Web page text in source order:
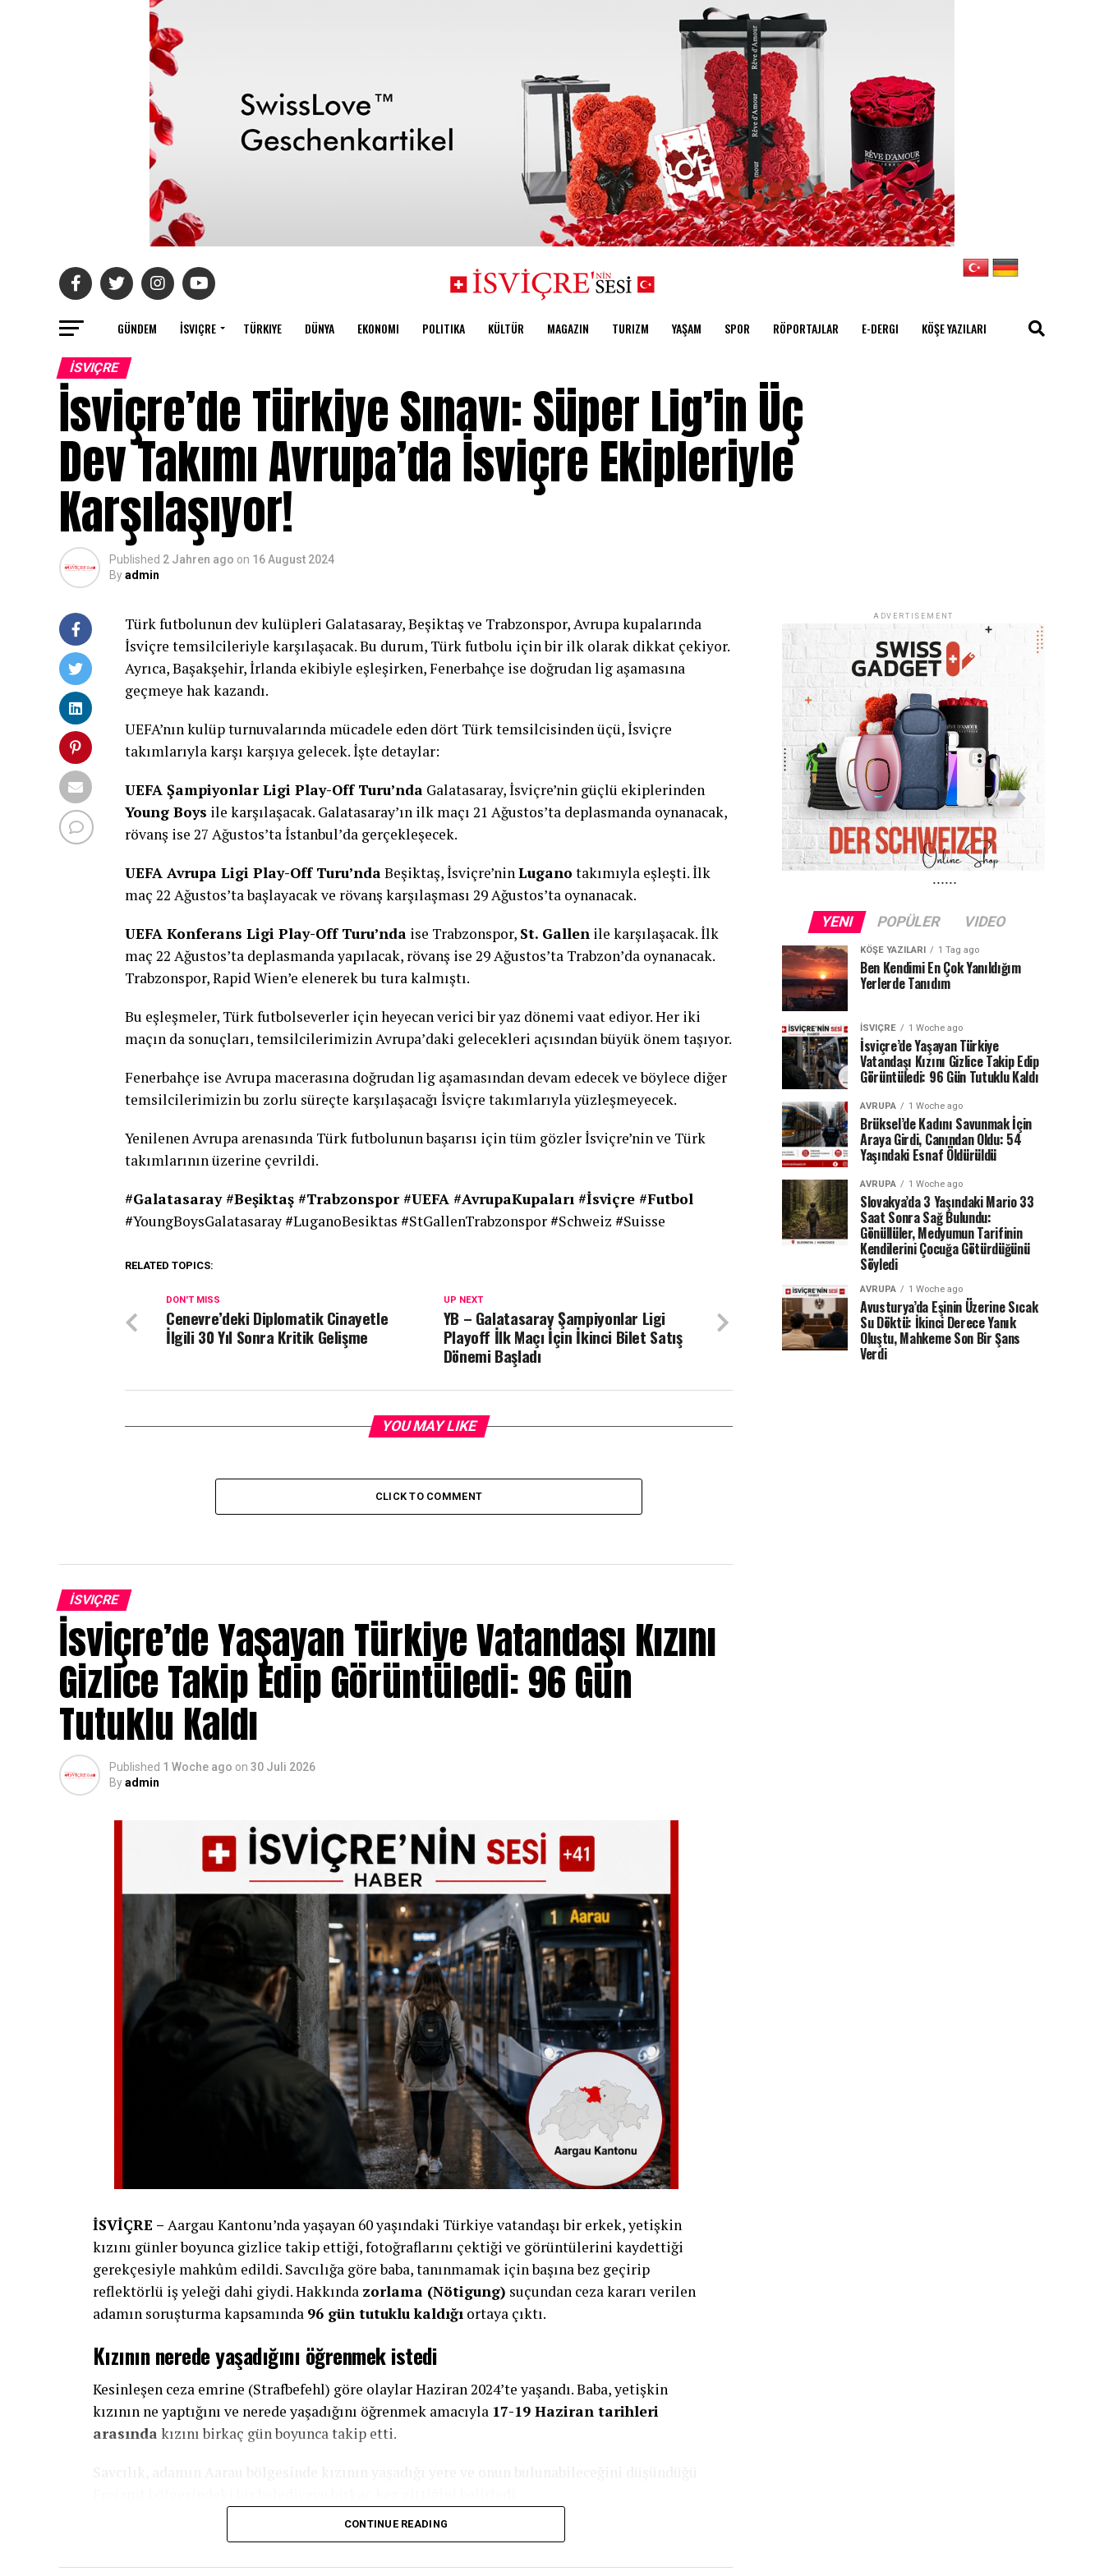
GÜNDEM İSVIÇRE TÜRKIYE DÜNYA EKONOMI POLITIKA KÜLTÜR MAGAZIN TURIZM YAŞAM SPOR RÖPORTAJLAR E-DERGI KÖŞE YAZILARI
İSVIÇRE
İsviçre’de Türkiye Sınavı: Süper Lig’in Üç
Dev Takımı Avrupa’da İsviçre Ekipleriyle
Karşılaşıyor!
Published 2 Jahren ago on 16 August 2024
Byadmin
Türk futbolunun dev kulüpleri Galatasaray, Beşiktaş ve Trabzonspor, Avrupa kupalarında
İsviçre temsilcileriyle karşılaşacak. Bu durum, Türk futbolu için bir ilk olarak dikkat çekiyor.
Ayrıca, Başakşehir, İrlanda ekibiyle eşleşirken, Fenerbahçe ise doğrudan lig aşamasına
geçmeye hak kazandı.
UEFA’nın kulüp turnuvalarında mücadele eden dört Türk temsilcisinden üçü, İsviçre
takımlarıyla karşı karşıya gelecek. İşte detaylar:
UEFA Şampiyonlar Ligi Play-Off Turu’nda Galatasaray, İsviçre’nin güçlü ekiplerinden
Young Boys ile karşılaşacak. Galatasaray’ın ilk maçı 21 Ağustos’ta deplasmanda oynanacak,
rövanş ise 27 Ağustos’ta İstanbul’da gerçekleşecek.
UEFA Avrupa Ligi Play-Off Turu’ndaBeşiktaş, İsviçre’ninLugano takımıyla eşleşti. İlk
maç 22 Ağustos’ta başlayacak ve rövanş karşılaşması 29 Ağustos’ta oynanacak.
UEFA Konferans Ligi Play-Off Turu’nda ise Trabzonspor, St. Gallen ile karşılaşacak. İlk
maç 22 Ağustos’ta deplasmanda yapılacak, rövanş ise 29 Ağustos’ta Trabzon’da oynanacak.
Trabzonspor, Rapid Wien’e elenerek bu tura kalmıştı.
Bu eşleşmeler, Türk futbolseverler için heyecan verici bir yaz dönemi vaat ediyor. Her iki
maçın da sonuçları, temsilcilerimizin Avrupa’daki gelecekleri açısından büyük önem taşıyor.
Fenerbahçe ise Avrupa macerasına doğrudan lig aşamasından devam edecek ve böylece diğer
temsilcilerimizin bu zorlu süreçte karşılaşacağı İsviçre takımlarıyla yüzleşmeyecek.
Yenilenen Avrupa arenasında Türk futbolunun başarısı için tüm gözler İsviçre’nin ve Türk
takımlarının üzerine çevrildi.
#Galatasaray #Beşiktaş #Trabzonspor #UEFA #AvrupaKupaları #İsviçre #Futbol
#YoungBoysGalatasaray#LuganoBesiktas #StGallenTrabzonspor#Schweiz #Suisse
RELATED TOPICS:
UP NEXT
YB – Galatasaray Şampiyonlar Ligi
Playoff İlk Maçı İçin İkinci Bilet Satış
Dönemi Başladı
DON'T MISS
Cenevre’deki Diplomatik Cinayetle
İlgili 30 Yıl Sonra Kritik Gelişme
YOU MAY LIKE
CLICK TO COMMENT
İSVIÇRE
İsviçre’de Yaşayan Türkiye Vatandaşı Kızını
Gizlice Takip Edip Görüntüledi: 96 Gün
Tutuklu Kaldı
Published 1 Woche ago on 30 Juli 2026
Byadmin
İSVİÇRE – Aargau Kantonu’nda yaşayan 60 yaşındaki Türkiye vatandaşı bir erkek, yetişkin
kızını günler boyunca gizlice takip ettiği, fotoğraflarını çektiği ve görüntülerini kaydettiği
gerekçesiyle mahkûm edildi. Savcılığa göre baba, tanınmamak için başına bez geçirip
reflektörlü iş yeleği dahi giydi. Hakkında zorlama (Nötigung) suçundan ceza kararı verilen
adamın soruşturma kapsamında 96 gün tutuklu kaldığı ortaya çıktı.
Kızının nerede yaşadığını öğrenmek istedi
Kesinleşen ceza emrine (Strafbefehl) göre olaylar Haziran 2024’te yaşandı. Baba, yetişkin
kızının ne yaptığını ve nerede yaşadığını öğrenmek amacıyla 17-19 Haziran tarihleri
arasında kızını birkaç gün boyunca takip etti.
Baba burada kızını gözlemledi ve çok sayıda fotoğrafını çekti. İki ayrı olayda ise kızının
CONTINUE READING
ADVERTISEMENT
YENI POPÜLER VIDEO
KÖŞE YAZILARI 1 Tag ago
Ben Kendimi En Çok Yanıldığım
Yerlerde Tanıdım
İSVIÇRE 1 Woche ago
İsviçre’de Yaşayan Türkiye
Vatandaşı Kızını Gizlice Takip Edip
Görüntüledi: 96 Gün Tutuklu Kaldı
AVRUPA 1 Woche ago
Brüksel’de Kadını Savunmak İçin
Araya Girdi, Canından Oldu: 54
Yaşındaki Esnaf Öldürüldü
AVRUPA 1 Woche ago
Slovakya’da 3 Yaşındaki Mario 33
Saat Sonra Sağ Bulundu:
Gönüllüler, Medyumun Tarifinin
Kendilerini Çocuğa Götürdüğünü
Söyledi
AVRUPA 1 Woche ago
Avusturya’da Eşinin Üzerine Sıcak
Su Döktü: İkinci Derece Yanık
Oluştu, Mahkeme Son Bir Şans
Verdi